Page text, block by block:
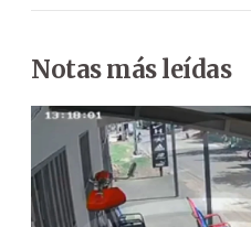
Notas más leídas